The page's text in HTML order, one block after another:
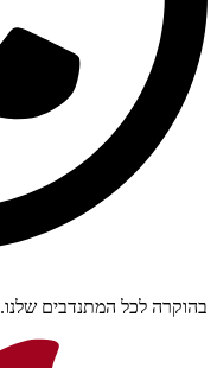
בהוקרה לכל המתנדבים שלנו.